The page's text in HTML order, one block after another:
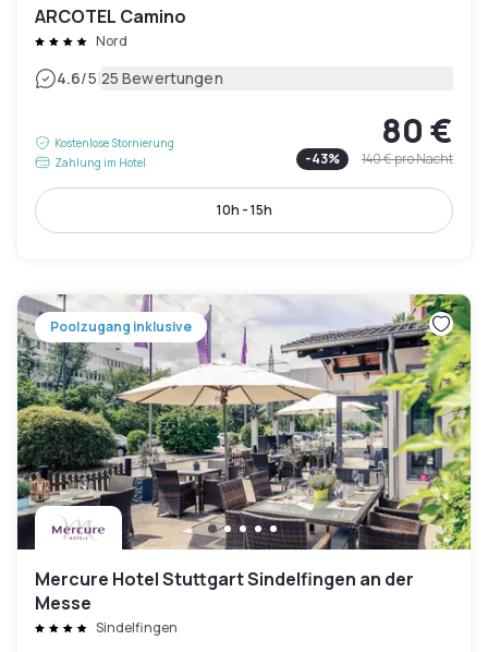
ARCOTEL Camino
Nord
4.6/5|25 Bewertungen
Kostenlose Stornierung
Zahlung im Hotel
80 €
-43% 140 €pro Nacht
10h - 15h
Poolzugang inklusive
Mercure Hotel Stuttgart Sindelfingen an der
Messe
Sindelfingen